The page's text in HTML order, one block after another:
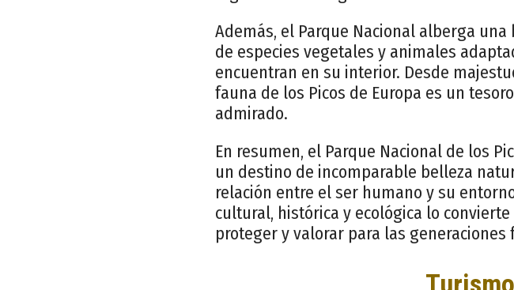
Además, el Parque Nacional alberga
de especies vegetales y animales
encuentran en su interior. Desde
fauna de los Picos de Europa es un
admirado.
En resumen, el Parque Nacional de los
un destino de incomparable belleza
relación entre el ser humano y su
cultural, histórica y ecológica lo
proteger y valorar para las generaciones